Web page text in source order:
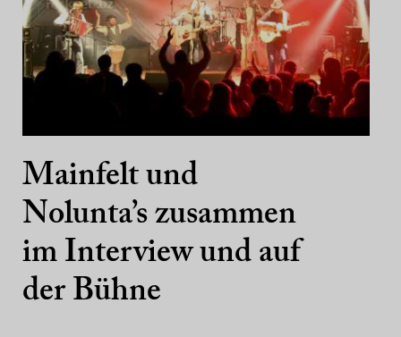
Mainfelt und
Nolunta’s zusammen
im Interview und auf
der Bühne